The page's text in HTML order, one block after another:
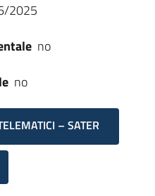
2025
no
no
– SATER